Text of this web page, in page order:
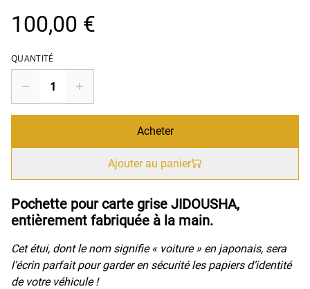
100,00 €
QUANTITÉ
Acheter
Ajouter au panier
Pochette pour carte grise JIDOUSHA,
entièrement fabriquée à la main.
Cet étui, dont le nom signifie « voiture » en japonais, sera
l’écrin parfait pour garder en sécurité les papiers d’identité
de votre véhicule !